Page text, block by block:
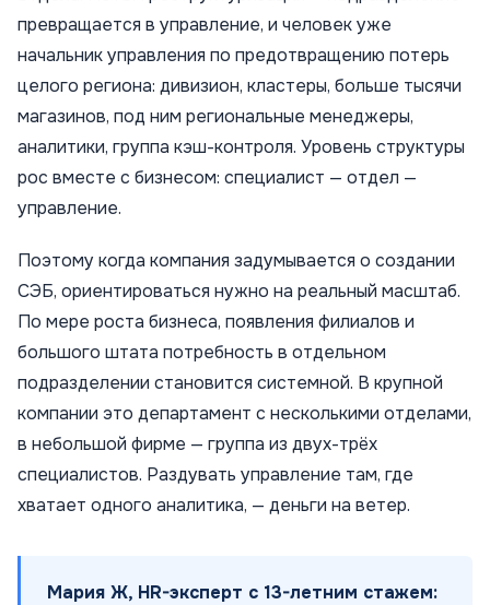
превращается в управление, и человек уже
начальник управления по предотвращению потерь
целого региона: дивизион, кластеры, больше тысячи
магазинов, под ним региональные менеджеры,
аналитики, группа кэш-контроля. Уровень структуры
рос вместе с бизнесом: специалист — отдел —
управление.
Поэтому когда компания задумывается о создании
СЭБ, ориентироваться нужно на реальный масштаб.
По мере роста бизнеса, появления филиалов и
большого штата потребность в отдельном
подразделении становится системной. В крупной
компании это департамент с несколькими отделами,
в небольшой фирме — группа из двух-трёх
специалистов. Раздувать управление там, где
хватает одного аналитика, — деньги на ветер.
Мария Ж, HR-эксперт с 13-летним стажем: